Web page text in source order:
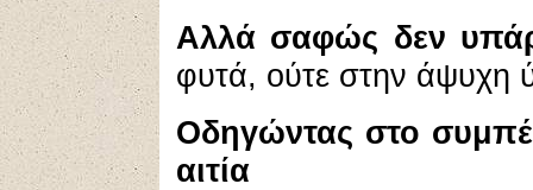
Αλλά σαφώς δεν
φυτά, ούτε στην άψυχη
Οδηγώντας στο
αιτία